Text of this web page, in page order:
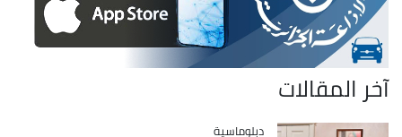
آخر المقالات
Catégorie
دبلوماسية